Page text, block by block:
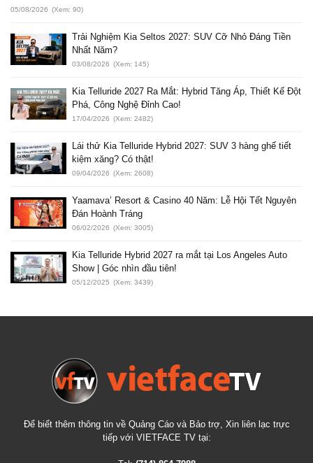
05/08/2026 (Xem: 90)
Trải Nghiệm Kia Seltos 2027: SUV Cỡ Nhỏ Đáng Tiền
Nhất Năm?
03/08/2026 (Xem: 145)
Kia Telluride 2027 Ra Mắt: Hybrid Tăng Áp, Thiết Kế Đột
Phá, Công Nghệ Đỉnh Cao!
17/04/2026 (Xem: 2482)
Lái thử Kia Telluride Hybrid 2027: SUV 3 hàng ghế tiết
kiệm xăng? Có thật!
09/04/2026 (Xem: 2608)
Yaamava’ Resort & Casino 40 Năm: Lễ Hội Tết Nguyên
Đán Hoành Tráng
06/02/2026 (Xem: 3005)
Kia Telluride Hybrid 2027 ra mắt tại Los Angeles Auto
Show | Góc nhìn đầu tiên!
05/12/2025 (Xem: 3439)
Để biết thêm thông tin về Quảng Cáo và Bảo trợ, Xin liên lạc trực
tiếp với VIETFACE TV tại: